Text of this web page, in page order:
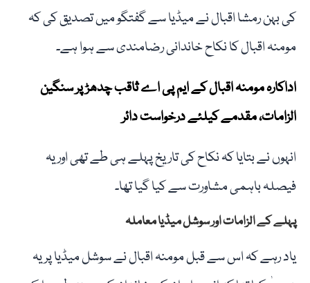
کی بہن رمشا اقبال نے میڈیا سے گفتگو میں تصدیق کی کہ
مومنہ اقبال کا نکاح خاندانی رضامندی سے ہوا ہے۔
اداکارہ مومنہ اقبال کے ایم پی اے ثاقب چدھڑ پر سنگین
الزامات، مقدمے کیلئے درخواست دائر
انہوں نے بتایا کہ نکاح کی تاریخ پہلے ہی طے تھی اور یہ
فیصلہ باہمی مشاورت سے کیا گیا تھا۔
پہلے کے الزامات اور سوشل میڈیا معاملہ
یاد رہے کہ اس سے قبل مومنہ اقبال نے سوشل میڈیا پر یہ